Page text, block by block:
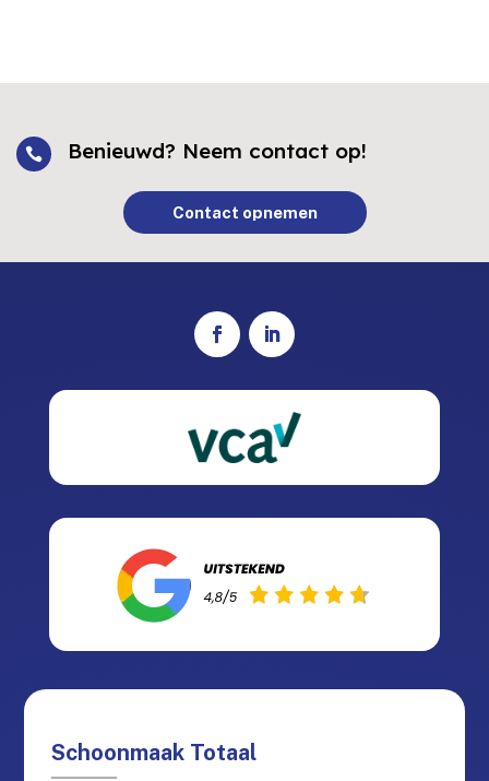
 Benieuwd? Neem contact op!
Contact opnemen
Schoonmaak Totaal